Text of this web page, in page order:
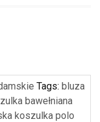
Tags: bluza
bawełniana
koszulka polo